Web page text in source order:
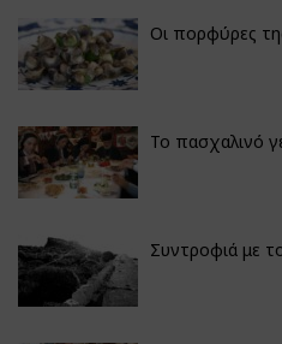
Οι πορφύρες
Το πασχαλινό
Συντροφιά με